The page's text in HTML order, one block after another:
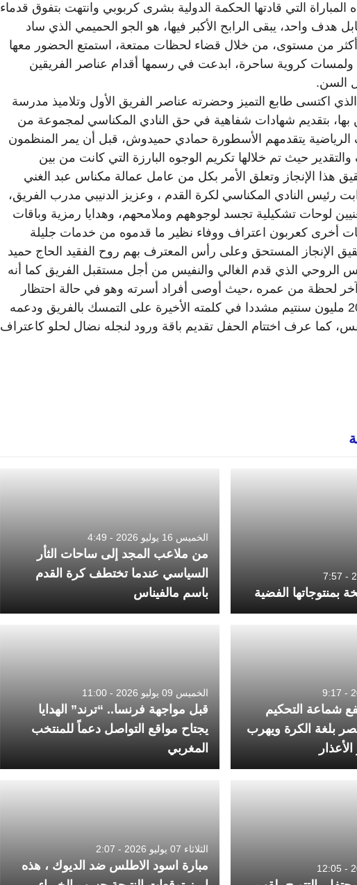
المباراة التي قادتها الحكمة الدولية بشرى كربوبي وانتهت بتفوق قدماء
هدف واحد، يبقى الرابح الأكبر فيها، هو الجو الحميمي الذي ساد
أكثر من مستوى، من خلال قضاء لحظات ممتعة، استمتع الحضور معها
ولمسات كروية ساحرة، ابدعت في رسمها أقدام عناصر الفريقين
السن.
اكتسى طابع التميز وحضرته عناصر الفريق الأول وتلاميذ مدرسة
بها، بتقديم شهادات شفاهية في حق النادي المكناسي لمجموعة من
الرياضية يتقدمهم الأسطورة حمادي حميدوش، قبل أن يمر المنظمون
والتقدير حيث تم خلالها تكريم الوجوه البارزة التي كانت من بين
هذا الإنجاز وتعلق الأمر بكل من عامل عمالة مكناس عبد الغني
رئيس النادي المكناسي لكرة القدم ، وعزيز الدنيبي مدرب الفريق،
لوحات تشكيلية تجسد لوجوههم وملامحهم، وهدايا رمزية وباقات
أخرى كعربون اعتراف ووفاء نظير ما قدموه من خدمات جليلة
الإنجاز المستحق وعلى رأس المعترف بهم روح الفقيد الحاج حميد
الروحي الذي قدم الغالي والنفيس من أجل مستقبل الفريق كما أنه
لحظة من عمره ،حيث أوصى أفراد أسرته وهو في حالة احتظار
بمنح الفريق مبلغ 20 مليون سنتيم مشددا في كلمته الأخيرة على التمسك بالفريق ودعمه
كما عرف اختتام الحفل تقديم باقة ورود لنجله نضال لحلو كاعتراف
الفضية
الخميس 16 يوليو 2026 - 4:49
من ملاعب المجد إلى ساحات الثأر
السياسي عندما تختطف كرة القدم
باسم مالفيناس
شماعة التحكيم
بلغة الكرة ويهرب
الخميس 09 يوليو 2026 - 11:00
قبل مواجهة فرنسا.. “ترند” الهدايا
يجتاح مواقع التواصل دعماً للمنتخب
المغربي
الثلاثاء 07 يوليو 2026 - 2:07
مبارة اسود الاطلس ضد الديوك ، هذه